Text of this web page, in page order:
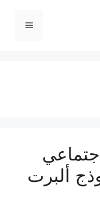
القائمة
ألبرت